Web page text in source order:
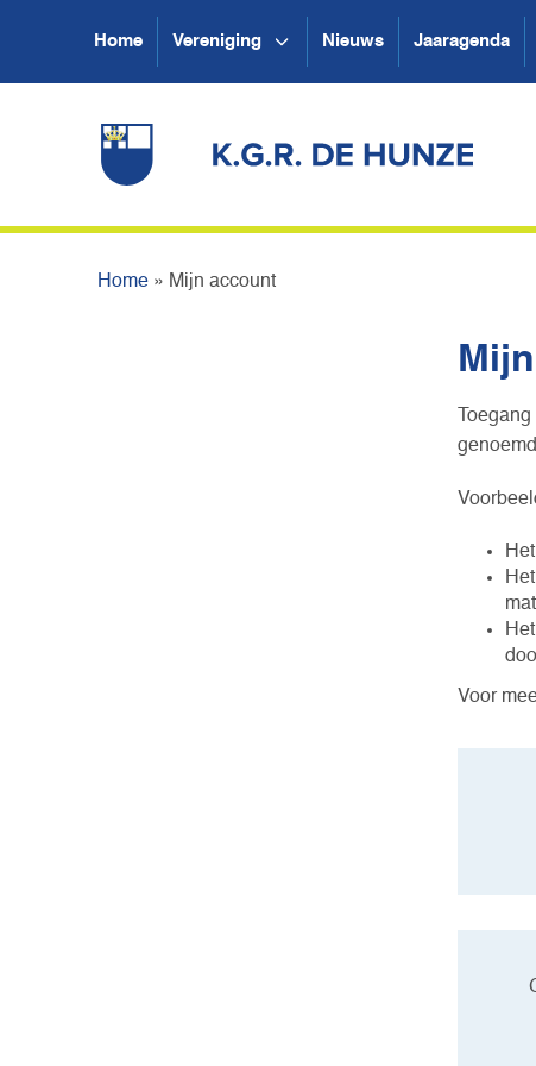
Home Vereniging Nieuws Jaaragenda
Home » Mijn account
Voor